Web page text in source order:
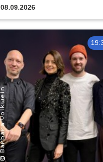
guter Begleitung
08.09.2026